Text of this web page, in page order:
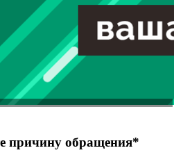
причину обращения*